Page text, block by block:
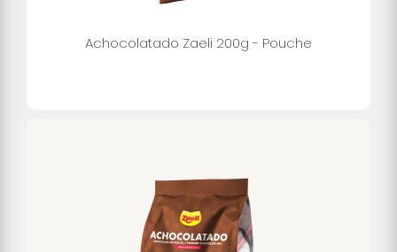
Achocolatado Zaeli 200g - Pouche